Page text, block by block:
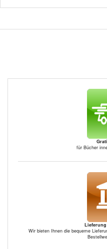
für Bücher
Wir bieten Ihnen die bequeme